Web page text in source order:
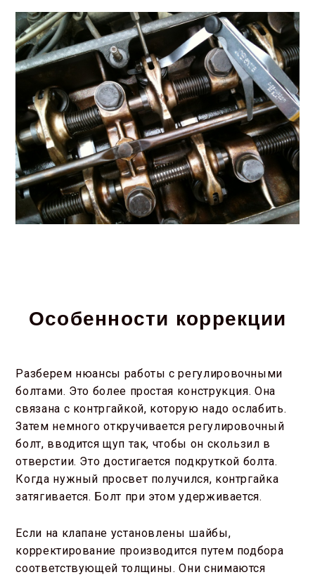
Особенности коррекции
Разберем нюансы работы с регулировочными
болтами. Это более простая конструкция. Она
связана с контргайкой, которую надо ослабить.
Затем немного откручивается регулировочный
болт, вводится щуп так, чтобы он скользил в
отверстии. Это достигается подкруткой болта.
Когда нужный просвет получился, контргайка
затягивается. Болт при этом удерживается.
Если на клапане установлены шайбы,
корректирование производится путем подбора
соответствующей толщины. Они снимаются